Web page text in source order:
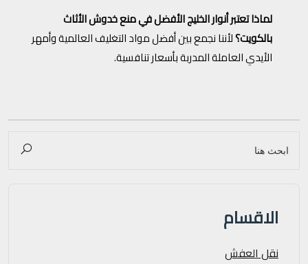
لماذا تعتبر أنوار الخليج الأفضل في منع خدوش الأثاث
بالكويت؟لأننا نجمع بين أفضل مواد التغليف العالمية وأمهر
الأيدي العاملة المدربة بأسعار تنافسية.
الاقسام
نقل العفش